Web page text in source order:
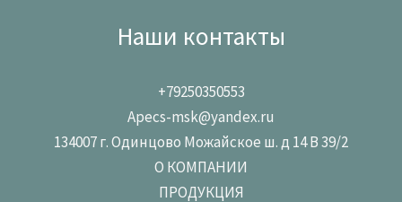
Наши контакты
+79250350553
Apecs-msk@yandex.ru
134007 г. Одинцово Можайское ш. д 14 В 39/2
О КОМПАНИИ
ПРОДУКЦИЯ